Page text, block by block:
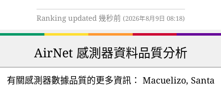
Ranking updated 幾秒前 (2026年8月9日 08:18)
AirNet 感測器資料品質分析
有關感測器數據品質的更多資訊： Macuelizo, Santa